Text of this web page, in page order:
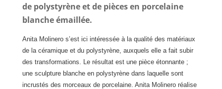
de polystyrène et de pièces en porcelaine
blanche émaillée.
Anita Molinero s’est ici intéressée à la qualité des matériaux
de la céramique et du polystyrène, auxquels elle a fait subir
des transformations. Le résultat est une pièce étonnante ;
une sculpture blanche en polystyrène dans laquelle sont
incrustés des morceaux de porcelaine. Anita Molinero réalise